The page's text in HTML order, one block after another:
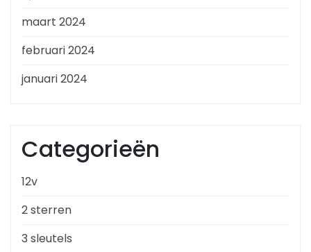
maart 2024
februari 2024
januari 2024
Categorieën
12v
2 sterren
3 sleutels